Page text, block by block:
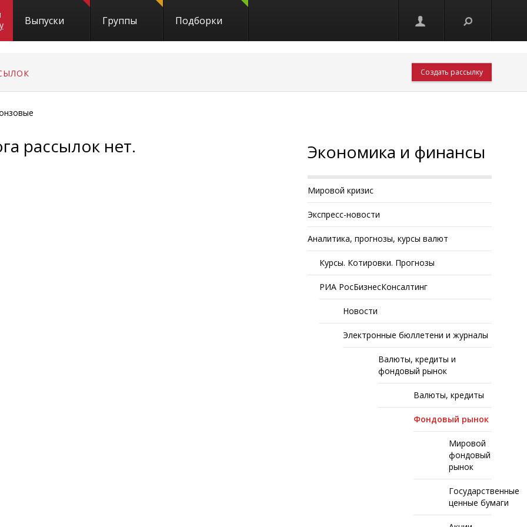
Выпуски Группы Подборки
Создать рассылку
рассылок нет. Экономика и финансы
Мировой кризис
Экспресс-новости
Аналитика, прогнозы, курсы валют
Курсы. Котировки. Прогнозы
РИА РосБизнесКонсалтинг
Новости
Электронные бюллетени и журналы
Валюты, кредиты и
фондовый рынок
Валюты, кредиты
Фондовый рынок
Мировой
фондовый
рынок
Государственные
ценные бумаги